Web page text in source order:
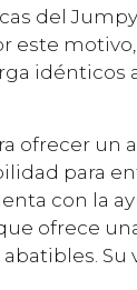
del
este
idénticos
ofrecer un
para
con la
ofrece
Su